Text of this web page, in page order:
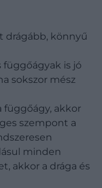
drágább, könnyű
függőágyak is jó
sokszor mész
függőágy, akkor
szempont a
minden
akkor a drága és